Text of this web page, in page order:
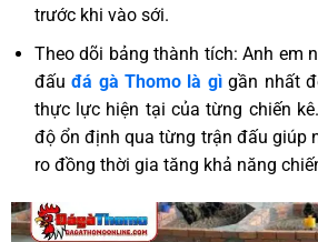
trước khi vào sới.
Theo dõi bảng thành tích: Anh em
đấuđá gà Thomo là gìgần nhất
thực lực hiện tại của từng chiến
độ ổn định qua từng trận đấu giúp
ro đồng thời gia tăng khả năng